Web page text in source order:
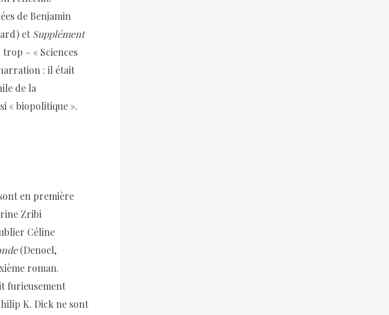
de Benjamin
et Supplément
– « Sciences
: il était
de la
« biopolitique ».
en première
Zribi
Céline
(Denoel,
roman.
furieusement
K. Dick ne sont